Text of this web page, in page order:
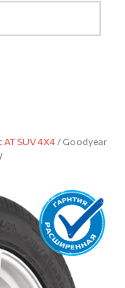
AT SUV 4X4 / Goodyear